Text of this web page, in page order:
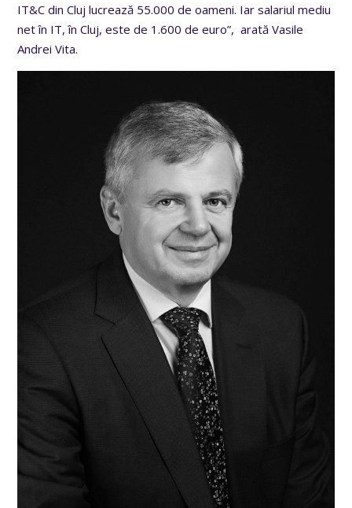
IT&C din Cluj lucrează 55.000 de oameni. Iar salariul mediu
net în IT, în Cluj, este de 1.600 de euro”, arată Vasile
Andrei Vita.